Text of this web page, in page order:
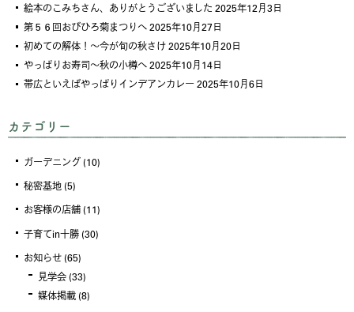
絵本のこみちさん、ありがとうございました 2025年12月3日
第５６回おびひろ菊まつりへ2025年10月27日
初めての解体！～今が旬の秋さけ2025年10月20日
やっぱりお寿司～秋の小樽へ2025年10月14日
帯広といえばやっぱりインデアンカレー2025年10月6日
カテゴリー
ガーデニング (10)
秘密基地 (5)
お客様の店舗 (11)
子育てin十勝 (30)
お知らせ (65)
見学会 (33)
媒体掲載 (8)